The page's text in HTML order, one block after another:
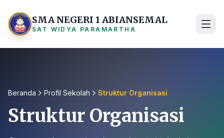
SMA NEGERI 1 ABIANSEMAL
SAT WIDYA PARAMARTHA
Beranda Profil Sekolah Struktur Organisasi
Struktur Organisasi